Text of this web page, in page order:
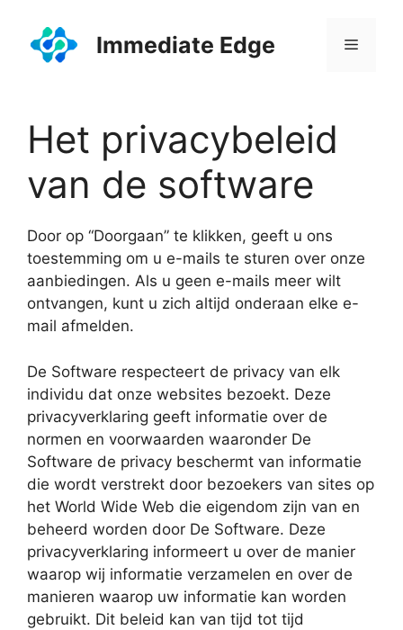
Immediate Edge Menu
Het privacybeleid
van de software
Door op “Doorgaan” te klikken, geeft u ons
toestemming om u e-mails te sturen over onze
aanbiedingen. Als u geen e-mails meer wilt
ontvangen, kunt u zich altijd onderaan elke e-
mail afmelden.
De Software respecteert de privacy van elk
individu dat onze websites bezoekt. Deze
privacyverklaring geeft informatie over de
normen en voorwaarden waaronder De
Software de privacy beschermt van informatie
die wordt verstrekt door bezoekers van sites op
het World Wide Web die eigendom zijn van en
beheerd worden door De Software. Deze
privacyverklaring informeert u over de manier
waarop wij informatie verzamelen en over de
manieren waarop uw informatie kan worden
gebruikt. Dit beleid kan van tijd tot tijd